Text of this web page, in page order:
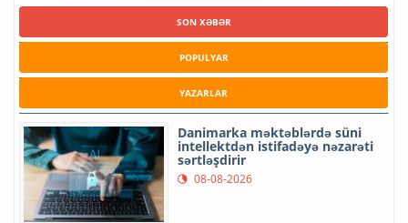
SON XƏBƏR
POPULYAR
YAZARLAR
Danimarka məktəblərdə süni
intellektdən istifadəyə nəzarəti
sərtləşdirir
08-08-2026